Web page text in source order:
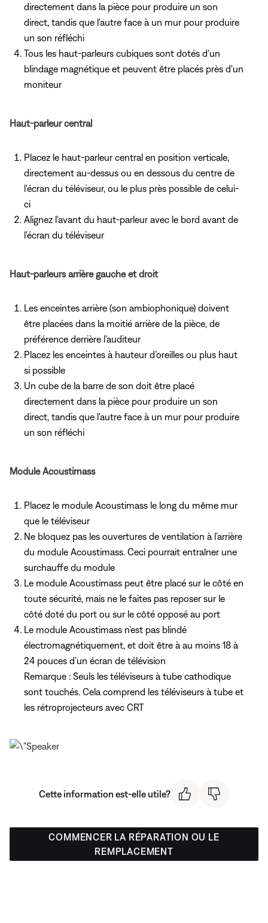
directement dans la pièce pour produire un son
direct, tandis que l'autre face à un mur pour produire
un son réfléchi
Tous les haut-parleurs cubiques sont dotés d'un
blindage magnétique et peuvent être placés près d'un
moniteur
Haut-parleur central
Placez le haut-parleur central en position verticale,
directement au-dessus ou en dessous du centre de
l'écran du téléviseur, ou le plus près possible de celui-
ci
Alignez l'avant du haut-parleur avec le bord avant de
l'écran du téléviseur
Haut-parleurs arrière gauche et droit
Les enceintes arrière (son ambiophonique) doivent
être placées dans la moitié arrière de la pièce, de
préférence derrière l’auditeur
Placez les enceintes à hauteur d’oreilles ou plus haut
si possible
Un cube de la barre de son doit être placé
directement dans la pièce pour produire un son
direct, tandis que l'autre face à un mur pour produire
un son réfléchi
Module Acoustimass
Placez le module Acoustimass le long du même mur
que le téléviseur
Ne bloquez pas les ouvertures de ventilation à l’arrière
du module Acoustimass. Ceci pourrait entraîner une
surchauffe du module
Le module Acoustimass peut être placé sur le côté en
toute sécurité, mais ne le faites pas reposer sur le
côté doté du port ou sur le côté opposé au port
Le module Acoustimass n’est pas blindé
électromagnétiquement, et doit être à au moins 18 à
24 pouces d’un écran de télévision
Remarque : Seuls les téléviseurs à tube cathodique
sont touchés. Cela comprend les téléviseurs à tube et
les rétroprojecteurs avec CRT
Cette information est-elle utile?
COMMENCER LA RÉPARATION OU LE
REMPLACEMENT